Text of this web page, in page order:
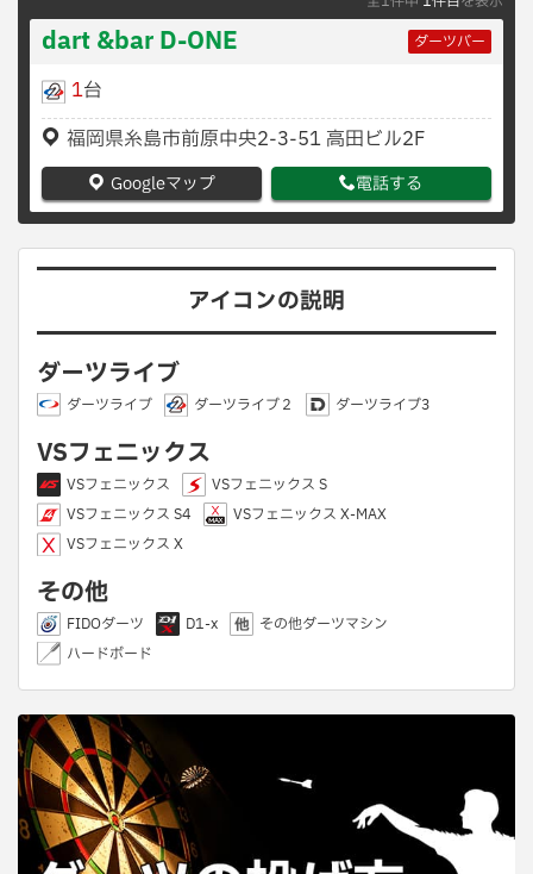
dart &bar D-ONE ダーツバー
1台
福岡県糸島市前原中央2-3-51 高田ビル2F
Googleマップ 電話する
アイコンの説明
ダーツライブ
ダーツライブ ダーツライブ２ ダーツライブ3
VSフェニックス
VSフェニックス
VSフェニックス S
VSフェニックス S4
VSフェニックス X-MAX
VSフェニックス X
その他
FIDOダーツ D1-x
その他ダーツマシン
ハードボード